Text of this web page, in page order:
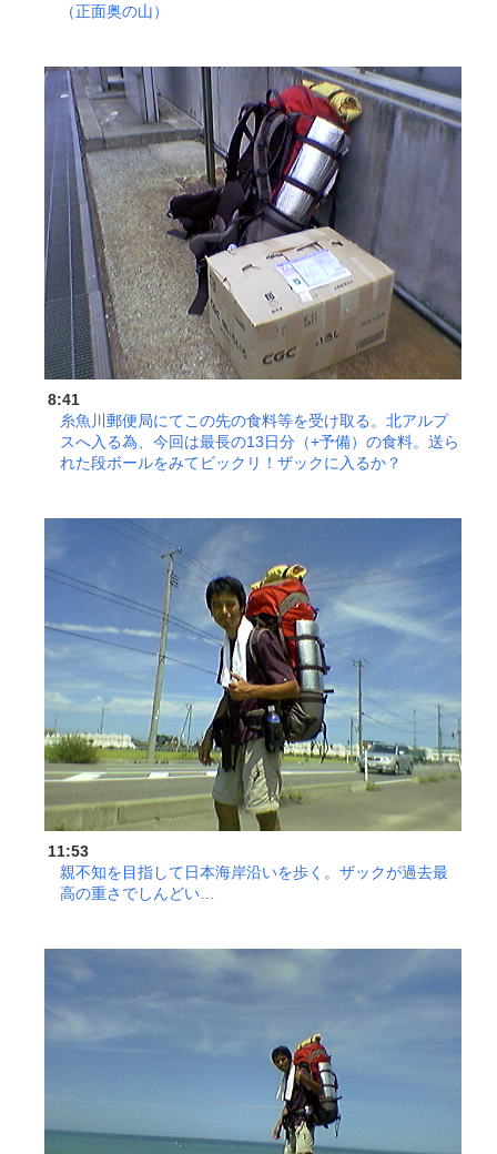
（正面奥の山）
8:41
糸魚川郵便局にてこの先の食料等を受け取る。北アルプ
スへ入る為、今回は最長の13日分（+予備）の食料。送ら
れた段ボールをみてビックリ！ザックに入るか？
11:53
親不知を目指して日本海岸沿いを歩く。ザックが過去最
高の重さでしんどい…